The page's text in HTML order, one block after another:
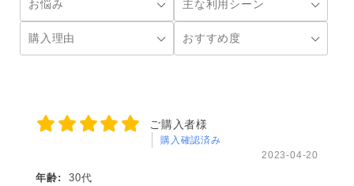
ご購入者様
購入確認済み
2023-04-20
年齢:
30代